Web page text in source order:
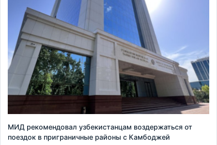
МИД рекомендовал узбекистанцам воздержаться от
поездок в приграничные районы с Камбоджей